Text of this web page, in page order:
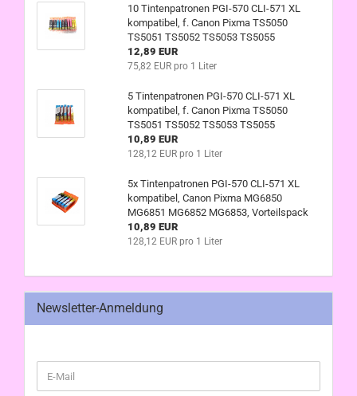
10 Tintenpatronen PGI-570 CLI-571 XL
kompatibel, f. Canon Pixma TS5050
TS5051 TS5052 TS5053 TS5055
12,89 EUR
75,82 EUR pro 1 Liter
5 Tintenpatronen PGI-570 CLI-571 XL
kompatibel, f. Canon Pixma TS5050
TS5051 TS5052 TS5053 TS5055
10,89 EUR
128,12 EUR pro 1 Liter
5x Tintenpatronen PGI-570 CLI-571 XL
kompatibel, Canon Pixma MG6850
MG6851 MG6852 MG6853, Vorteilspack
10,89 EUR
128,12 EUR pro 1 Liter
Newsletter-Anmeldung
ZUR
E-
Mail